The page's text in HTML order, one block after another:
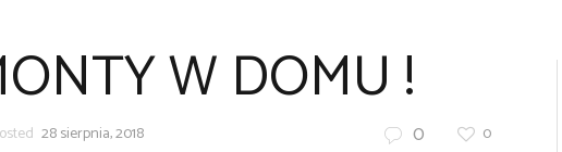
W DOMU !
28 sierpnia, 2018 0 0